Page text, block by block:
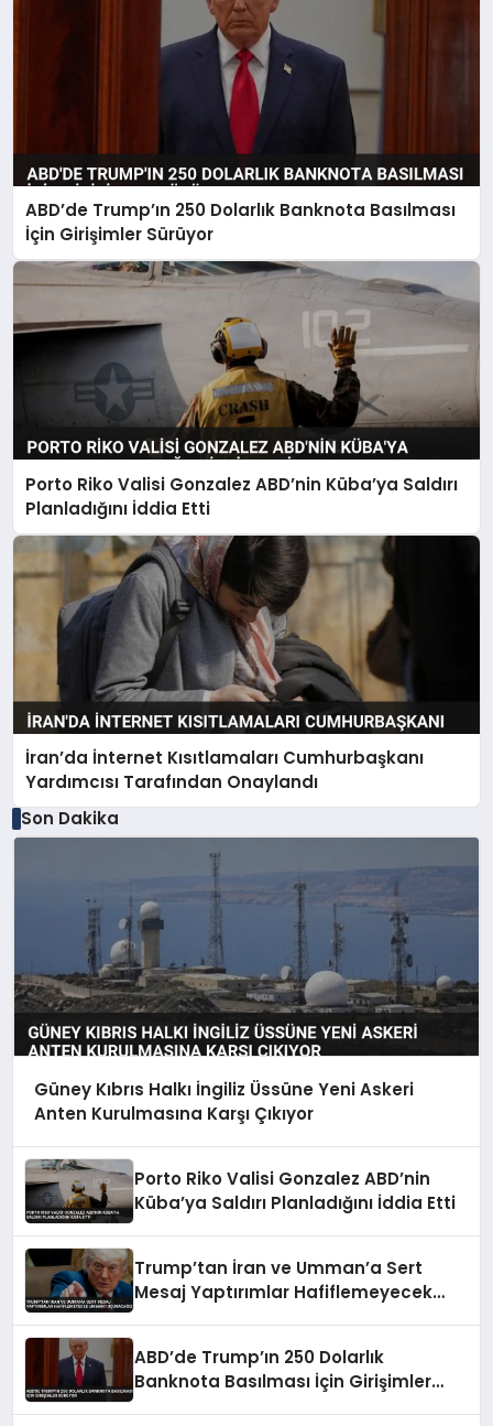
ABD’de Trump’ın 250 Dolarlık Banknota Basılması
İçin Girişimler Sürüyor
Porto Riko Valisi Gonzalez ABD’nin Küba’ya Saldırı
Planladığını İddia Etti
İran’da İnternet Kısıtlamaları Cumhurbaşkanı
Yardımcısı Tarafından Onaylandı
Son Dakika
Güney Kıbrıs Halkı İngiliz Üssüne Yeni Askeri
Anten Kurulmasına Karşı Çıkıyor
Porto Riko Valisi Gonzalez ABD’nin
Küba’ya Saldırı Planladığını İddia Etti
Trump’tan İran ve Umman’a Sert
Mesaj Yaptırımlar Hafiflemeyecek
ABD’de Trump’ın 250 Dolarlık
Banknota Basılması İçin Girişimler